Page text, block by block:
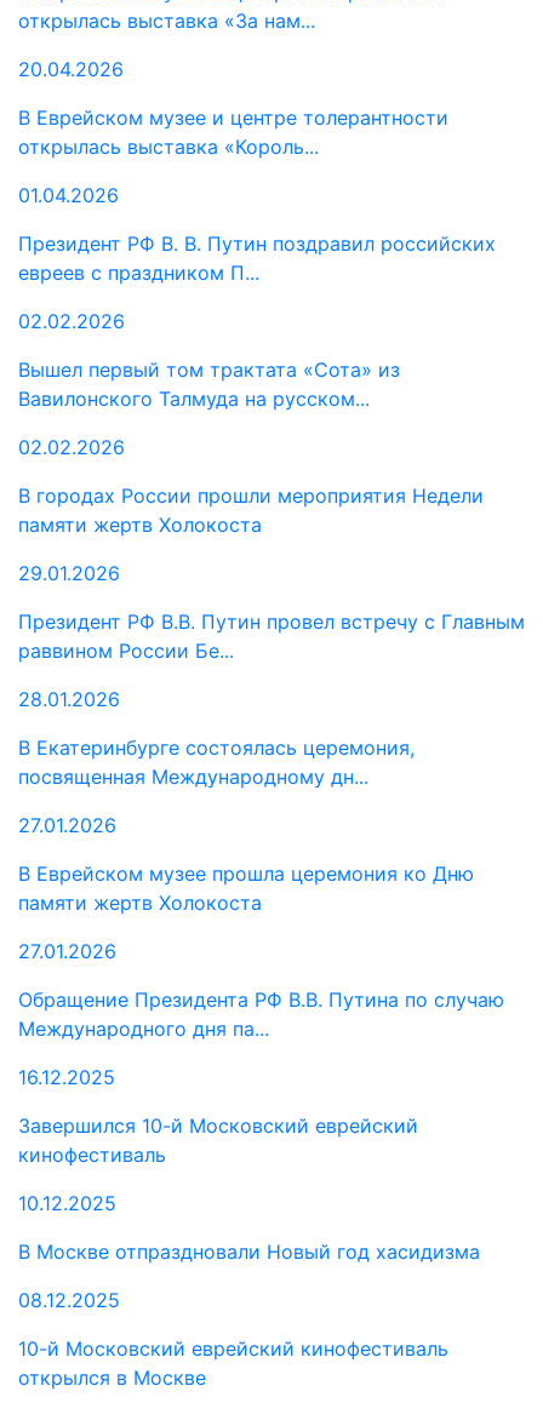
открылась выставка «За нам...
20.04.2026
В Еврейском музее и центре толерантности
открылась выставка «Король...
01.04.2026
Президент РФ В. В. Путин поздравил российских
евреев с праздником П...
02.02.2026
Вышел первый том трактата «Сота» из
Вавилонского Талмуда на русском...
02.02.2026
В городах России прошли мероприятия Недели
памяти жертв Холокоста
29.01.2026
Президент РФ В.В. Путин провел встречу с Главным
раввином России Бе...
28.01.2026
В Екатеринбурге состоялась церемония,
посвященная Международному дн...
27.01.2026
В Еврейском музее прошла церемония ко Дню
памяти жертв Холокоста
27.01.2026
Обращение Президента РФ В.В. Путина по случаю
Международного дня па...
16.12.2025
Завершился 10-й Московский еврейский
кинофестиваль
10.12.2025
В Москве отпраздновали Новый год хасидизма
08.12.2025
10-й Московский еврейский кинофестиваль
открылся в Москве